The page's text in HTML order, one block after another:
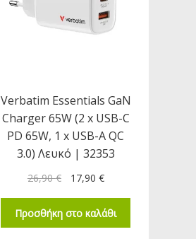
Verbatim Essentials GaN
Charger 65W (2 x USB-C
PD 65W, 1 x USB-A QC
3.0) Λευκό | 32353
26,90€ 17,90 €
Προσθήκη στο καλάθι